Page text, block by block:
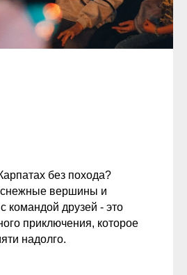
без похода?
снежные вершины и
командой друзей - это
приключения, которое
надолго.